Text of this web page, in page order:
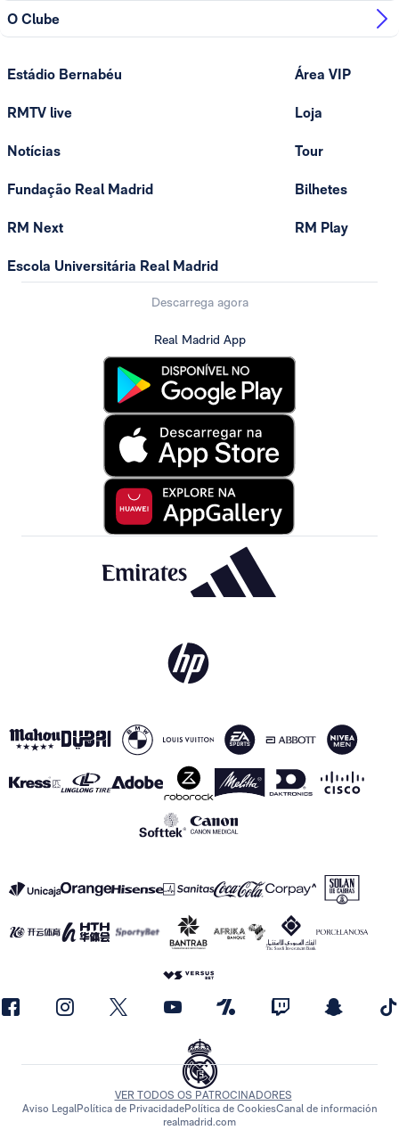
O Clube
Estádio Bernabéu
RMTV live
Notícias
Fundação Real Madrid
RM Next
Escola Universitária Real Madrid
Área VIP
Loja
Tour
Bilhetes
RM Play
Descarrega agora
Real Madrid App
VER TODOS OS PATROCINADORES
Aviso LegalPolítica de PrivacidadePolítica de CookiesCanal de información
realmadrid.com